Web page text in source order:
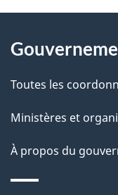
D
t
a
l
s
propos
ce
site
Toutes les
Ministères et
À propos du